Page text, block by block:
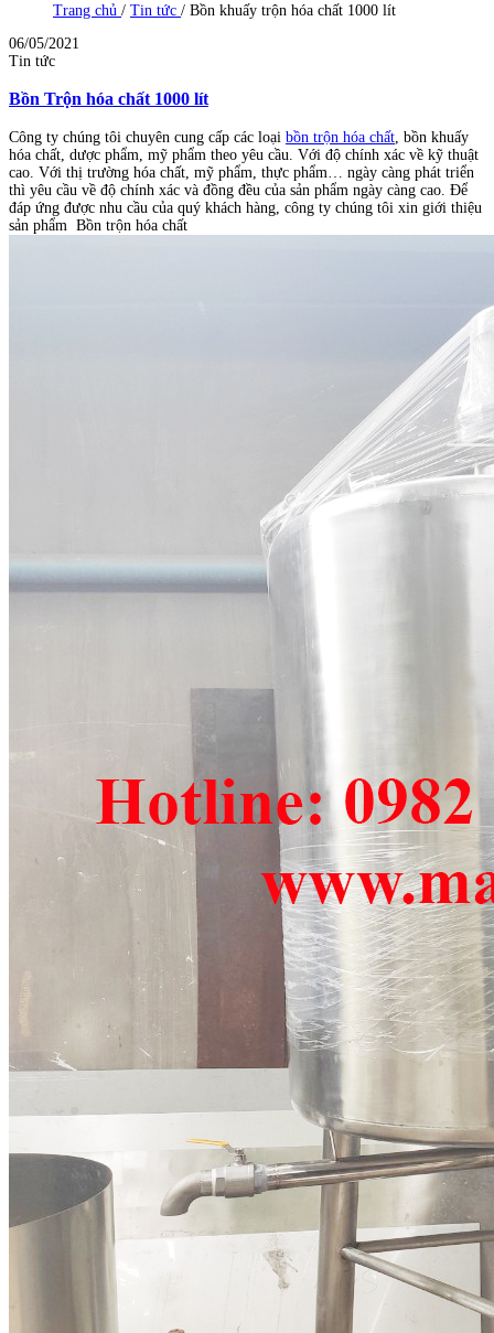
Trang chủ / Tin tức / Bồn khuấy trộn hóa chất 1000 lít
06/05/2021
Tin tức
Bồn Trộn hóa chất 1000 lít
Công ty chúng tôi chuyên cung cấp các loại bồn trộn hóa chất , bồn khuấy
hóa chất, dược phẩm, mỹ phẩm theo yêu cầu. Với độ chính xác về kỹ thuật
cao. Với thị trường hóa chất, mỹ phẩm, thực phẩm… ngày càng phát triển
thì yêu cầu về độ chính xác và đồng đều của sản phẩm ngày càng cao. Để
đáp ứng được nhu cầu của quý khách hàng, công ty chúng tôi xin giới thiệu
sản phẩm Bồn trộn hóa chất